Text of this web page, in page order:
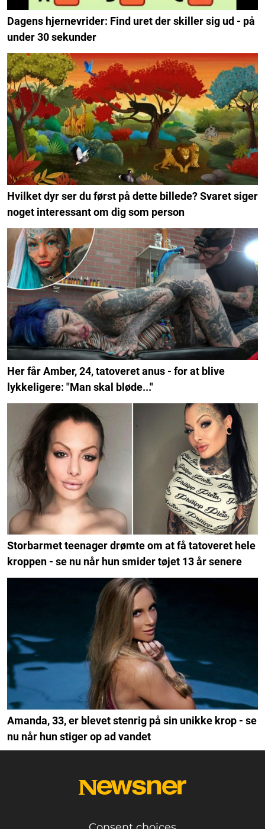
Dagens hjernevrider: Find uret der skiller sig ud - på
under 30 sekunder
Hvilket dyr ser du først på dette billede? Svaret siger
noget interessant om dig som person
Her får Amber, 24, tatoveret anus - for at blive
lykkeligere: "Man skal bløde..."
Storbarmet teenager drømte om at få tatoveret hele
kroppen - se nu når hun smider tøjet 13 år senere
Amanda, 33, er blevet stenrig på sin unikke krop - se
nu når hun stiger op ad vandet